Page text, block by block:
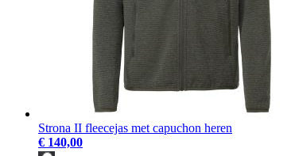
Strona II fleecejas met capuchon heren
€ 140,00